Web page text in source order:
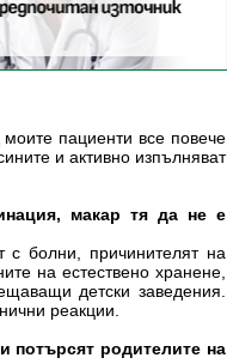
пациенти все повече
и активно изпълняват
макар тя да не е
с болни, причинителят на
на естествено хранене,
детски заведения.
реакции.
потърсят родителите на